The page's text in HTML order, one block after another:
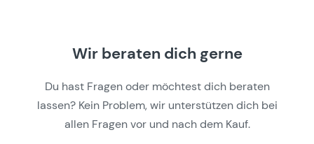
Wir beraten dich gerne
Du hast Fragen oder möchtest dich beraten
lassen? Kein Problem, wir unterstützen dich bei
allen Fragen vor und nach dem Kauf.